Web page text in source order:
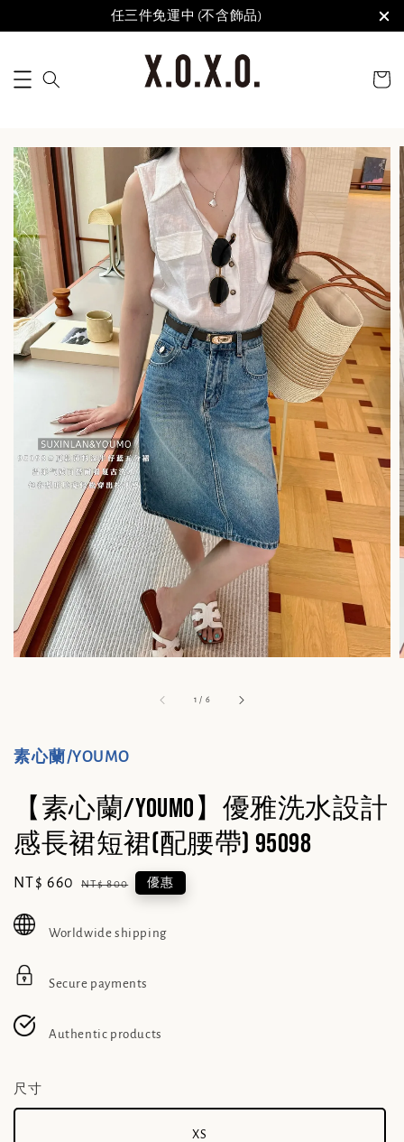
任三件免運中 (不含飾品)
1 / 6
素心蘭/YOUMO
【素心蘭/YOUMO】優雅洗水設計
感長裙短裙(配腰帶) 95098
Sale
NT$ 660 Regular
NT$ 800 優惠
Worldwide shipping
Secure payments
Authentic products
尺寸
XS